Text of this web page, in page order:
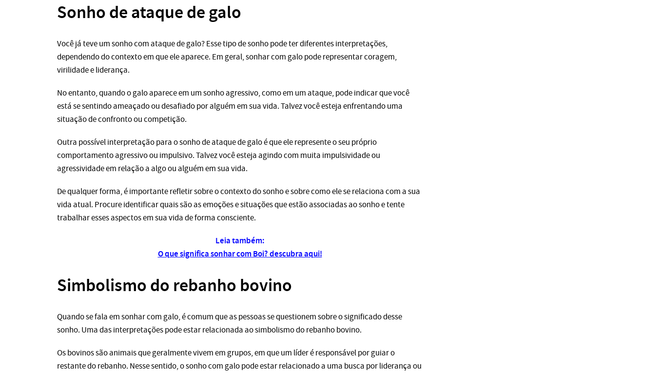
Sonho de ataque de galo
Você já teve um sonho com ataque de galo? Esse tipo de sonho pode ter diferentes interpretações,
dependendo do contexto em que ele aparece. Em geral, sonhar com galo pode representar coragem,
virilidade e liderança.
No entanto, quando o galo aparece em um sonho agressivo, como em um ataque, pode indicar que você
está se sentindo ameaçado ou desafiado por alguém em sua vida. Talvez você esteja enfrentando uma
situação de confronto ou competição.
Outra possível interpretação para o sonho de ataque de galo é que ele represente o seu próprio
comportamento agressivo ou impulsivo. Talvez você esteja agindo com muita impulsividade ou
agressividade em relação a algo ou alguém em sua vida.
De qualquer forma, é importante refletir sobre o contexto do sonho e sobre como ele se relaciona com a sua
vida atual. Procure identificar quais são as emoções e situações que estão associadas ao sonho e tente
trabalhar esses aspectos em sua vida de forma consciente.
Leia também:
O que significa sonhar com Boi? descubra aqui!
Simbolismo do rebanho bovino
Quando se fala em sonhar com galo, é comum que as pessoas se questionem sobre o significado desse
sonho. Uma das interpretações pode estar relacionada ao simbolismo do rebanho bovino.
Os bovinos são animais que geralmente vivem em grupos, em que um líder é responsável por guiar o
restante do rebanho. Nesse sentido, o sonho com galo pode estar relacionado a uma busca por liderança ou